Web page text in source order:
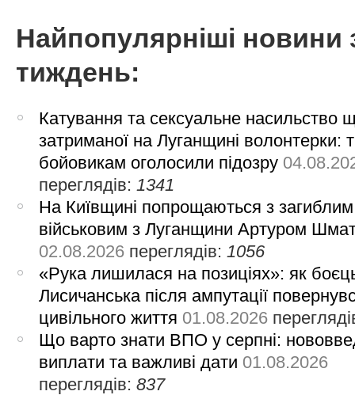
Найпопулярніші новини
тиждень:
Катування та сексуальне насильство
затриманої на Луганщині волонтерки:
бойовикам оголосили підозру
переглядів: 1341
На Київщині попрощаються з загиблим
військовим з Луганщини Артуром
02.08.2026 переглядів: 1056
«Рука лишилася на позиціях»: як
Лисичанська після ампутації
цивільного життя 01.08.2026
Що варто знати ВПО у серпні:
виплати та важливі дати 01.08.2026
переглядів:837